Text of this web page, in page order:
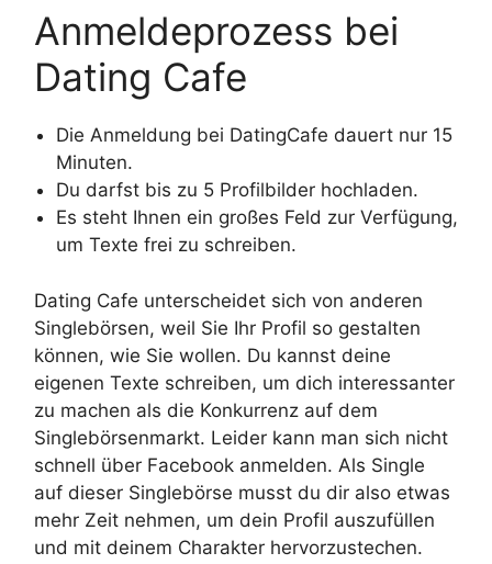
Anmeldeprozess bei
Dating Cafe
Die Anmeldung bei DatingCafe dauert nur 15
Minuten.
Du darfst bis zu 5 Profilbilder hochladen.
Es steht Ihnen ein großes Feld zur Verfügung,
um Texte frei zu schreiben.
Dating Cafe unterscheidet sich von anderen
Singlebörsen, weil Sie Ihr Profil so gestalten
können, wie Sie wollen. Du kannst deine
eigenen Texte schreiben, um dich interessanter
zu machen als die Konkurrenz auf dem
Singlebörsenmarkt. Leider kann man sich nicht
schnell über Facebook anmelden. Als Single
auf dieser Singlebörse musst du dir also etwas
mehr Zeit nehmen, um dein Profil auszufüllen
und mit deinem Charakter hervorzustechen.